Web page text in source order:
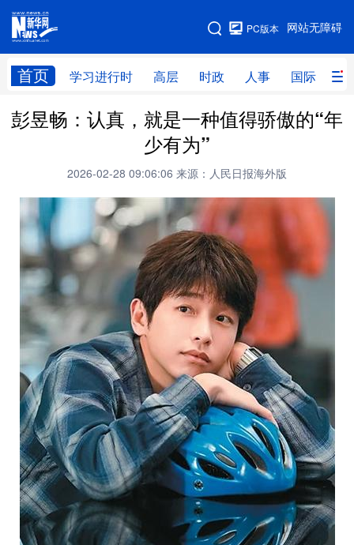
网站无障碍
PC版本
首页 学习进行时 高层 时政 人事 国际 财
网站地图
学习进行时 高层 时政 人事
财经
科技 科创
文化 书画 健康 军事
访谈 视频 图片
法律 中央文件 金融
食品 人居 信息化 数字经济
学术中国 乡村振兴 银龄 溯源中国
城市 旅游 能源 会展
彩票 娱乐 时尚 悦读
公益 一带一路 亚太网 上市公司
文化产业
彭昱畅：认真，就是一种值得骄傲的“年
少有为”
2026-02-28 09:06:06 来源：人民日报海外版